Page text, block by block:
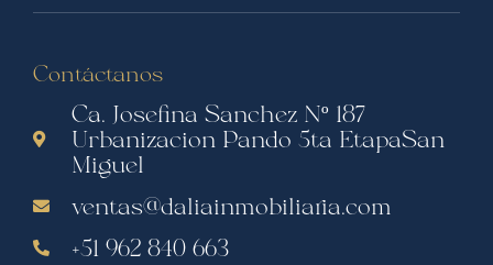
Contáctanos
Ca. Josefina Sanchez Nº 187
Urbanizacion Pando 5ta EtapaSan
Miguel
ventas@daliainmobiliaria.com
+51 962 840 663